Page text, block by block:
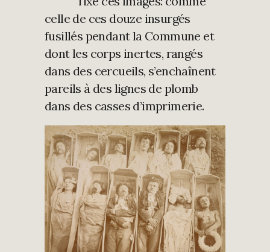
celle de ces douze insurgés
fusillés pendant la Commune et
dont les corps inertes, rangés
dans des cercueils, s’enchaînent
pareils à des lignes de plomb
dans des casses d’imprimerie.